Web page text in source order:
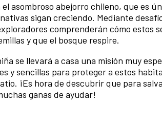
asombroso abejorro chileno, que es
sigan creciendo. Mediante
comprenderán cómo estos
y que el bosque respire.
se llevará a casa una misión muy
y sencillas para proteger a estos
¡Es hora de descubrir que para
ganas de ayudar!